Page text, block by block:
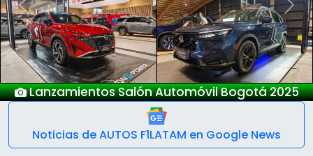
Nuevo Deepal S05
Previous Next
Noticias de AUTOS F1LATAM en Google News